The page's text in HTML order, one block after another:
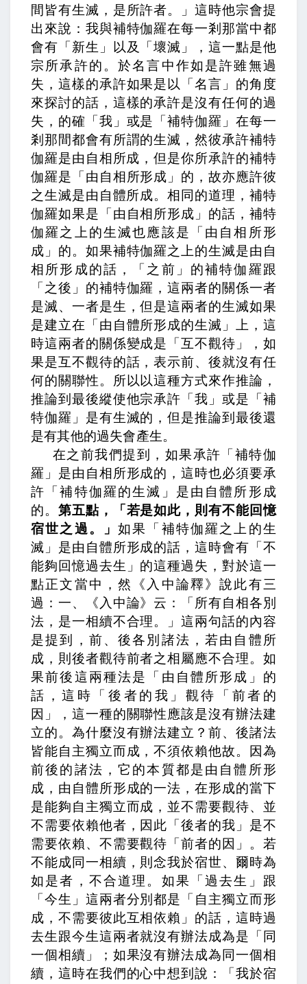
間皆有生滅，是所許者。」這時他宗會提
出來說：我與補特伽羅在每一剎那當中都
會有「新生」以及「壞滅」，這一點是他
宗所承許的。於名言中作如是許雖無過
失， 這樣的承許如果是以「名言」的角度
來探討的話，這樣的承許是沒有任何的過
失，的確「我」或是「補特伽羅」在每一
剎那間都會有所謂的生滅，然彼承許補特
伽羅是由自相所成，但是你所承許的補特
伽羅是「由自相所形成」的，故亦應許彼
之生滅是由自體所成。相同的道理，補特
伽羅如果是「由自相所形成」的話，補特
伽羅之上的生滅也應該是「由自相所形
成」的。如果補特伽羅之上的生滅是由自
相所形成的話，「之前」的補特伽羅跟
「之後」的補特伽羅，這兩者的關係一者
是滅、一者是生，但是這兩者的生滅如果
是建立在「由自體所形成的生滅」上，這
時這兩者的關係變成是「互不觀待」，如
果是互不觀待的話，表示前、後就沒有任
何的關聯性。所以以這種方式來作推論，
推論到最後縱使他宗承許「我」或是「補
特伽羅」是有生滅的，但是推論到最後還
是有其他的過失會產生。
在之前我們提到，如果承許「補特伽
羅」是由自相所形成的，這時也必須要承
許「補特伽羅的生滅」是由自體所形成
的。 第五點，「若是如此，則有不能回憶
宿世之過。」如果「補特伽羅之上的生
滅」是由自體所形成的話，這時會有「不
能夠回憶過去生」的這種過失，對於這一
點正文當中，然《入中論釋》說此有三
過：一、《入中論》云：「所有自相各別
法，是一相續不合理。」這兩句話的內容
是提到， 前、後各別諸法，若由自體所
成，則後者觀待前者之相屬應不合理。 如
果前後這兩種法是「由自體所形成」的
話，這時「後者的我」觀待「前者的
因」，這一種的關聯性應該是沒有辦法建
立的。為什麼沒有辦法建立？前、後諸法
皆能自主獨立而成，不須依賴他故。
因為
前後的諸法，它的本質都是由自體所形
成，由自體所形成的一法，在形成的當下
是能夠自主獨立而成，並不需要觀待、並
不需要依賴他者，因此「後者的我」是不
需要依賴、不需要觀待「前者的因」。 若
不能成同一相續，則念我於宿世、爾時為
如是者，不合道理。 如果「過去生」跟
「今生」這兩者分別都是「自主獨立而形
成，不需要彼此互相依賴」的話，這時過
去生跟今生這兩者就沒有辦法成為是「同
一個相續」；如果沒有辦法成為同一個相
續，這時在我們的心中想到說：「我於宿